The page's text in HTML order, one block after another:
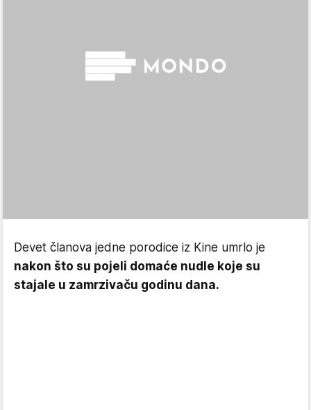
Devet članova jedne porodice iz Kine umrlo je
nakon što su pojeli domaće nudle koje su
stajale u zamrzivaču godinu dana.